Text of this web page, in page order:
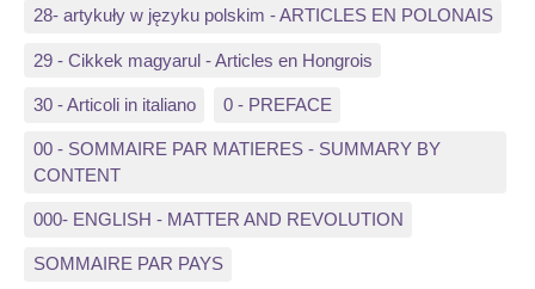
28- artykuły w języku polskim - ARTICLES EN POLONAIS
29 - Cikkek magyarul - Articles en Hongrois
30 - Articoli in italiano 0 - PREFACE
00 - SOMMAIRE PAR MATIERES - SUMMARY BY
CONTENT
000- ENGLISH - MATTER AND REVOLUTION
SOMMAIRE PAR PAYS